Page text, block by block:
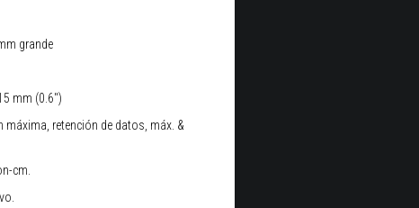
grande
mm (0.6")
máxima, retención de datos, máx. &
cm.